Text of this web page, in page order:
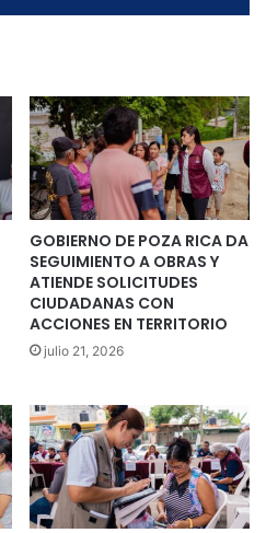
GOBIERNO DE POZA RICA DA
SEGUIMIENTO A OBRAS Y
ATIENDE SOLICITUDES
CIUDADANAS CON
ACCIONES EN TERRITORIO
julio 21, 2026